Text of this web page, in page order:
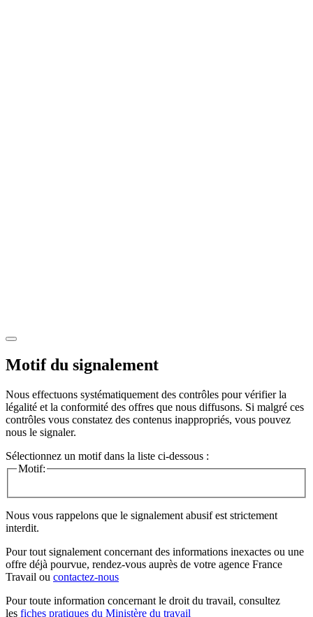
Motif du signalement
Nous effectuons systématiquement des contrôles pour vérifier la
légalité et la conformité des offres que nous diffusons. Si malgré ces
contrôles vous constatez des contenus inappropriés, vous pouvez
nous le signaler.
Sélectionnez un motif dans la liste ci-dessous :
Motif:
Nous vous rappelons que le signalement abusif est strictement
interdit.
Pour tout signalement concernant des informations inexactes ou une
offre déjà pourvue, rendez-vous auprès de votre agence France
Travail ou contactez-nous
Pour toute information concernant le droit du travail, consultez
les fiches pratiques du Ministère du travail